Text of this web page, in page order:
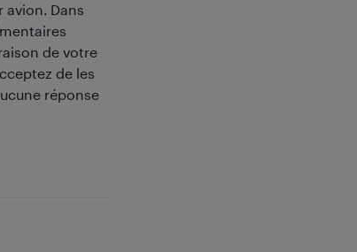
avion. Dans
de votre
de les
réponse